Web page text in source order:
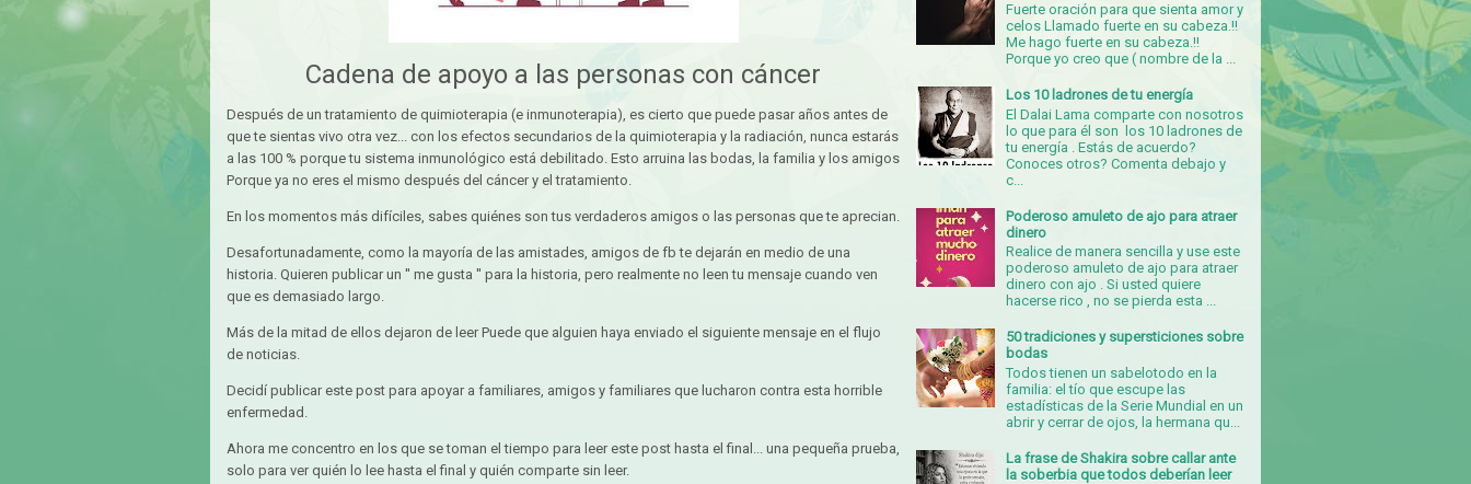
Cadena de apoyo a las personas con cáncer
Después de un tratamiento de quimioterapia (e inmunoterapia), es cierto que puede pasar años antes de
que te sientas vivo otra vez... con los efectos secundarios de la quimioterapia y la radiación, nunca estarás
a las 100 % porque tu sistema inmunológico está debilitado. Esto arruina las bodas, la familia y los amigos
Porque ya no eres el mismo después del cáncer y el tratamiento.
En los momentos más difíciles, sabes quiénes son tus verdaderos amigos o las personas que te aprecian.
Desafortunadamente, como la mayoría de las amistades, amigos de fb te dejarán en medio de una
historia. Quieren publicar un ′′ me gusta ′′ para la historia, pero realmente no leen tu mensaje cuando ven
que es demasiado largo.
Más de la mitad de ellos dejaron de leer Puede que alguien haya enviado el siguiente mensaje en el flujo
de noticias.
Decidí publicar este post para apoyar a familiares, amigos y familiares que lucharon contra esta horrible
enfermedad.
Ahora me concentro en los que se toman el tiempo para leer este post hasta el final... una pequeña prueba,
solo para ver quién lo lee hasta el final y quién comparte sin leer.
Fuerte oración para que sienta amor y
celos Llamado fuerte en su cabeza.!!
Me hago fuerte en su cabeza.!!
Porque yo creo que ( nombre de la ...
Los 10 ladrones de tu energía
El Dalai Lama comparte con nosotros
lo que para él son los 10 ladrones de
tu energía . Estás de acuerdo?
Conoces otros? Comenta debajo y
c...
Poderoso amuleto de ajo para atraer
dinero
Realice de manera sencilla y use este
poderoso amuleto de ajo para atraer
dinero con ajo . Si usted quiere
hacerse rico , no se pierda esta ...
50 tradiciones y supersticiones sobre
bodas
Todos tienen un sabelotodo en la
familia: el tío que escupe las
estadísticas de la Serie Mundial en un
abrir y cerrar de ojos, la hermana qu...
La frase de Shakira sobre callar ante
la soberbia que todos deberían leer